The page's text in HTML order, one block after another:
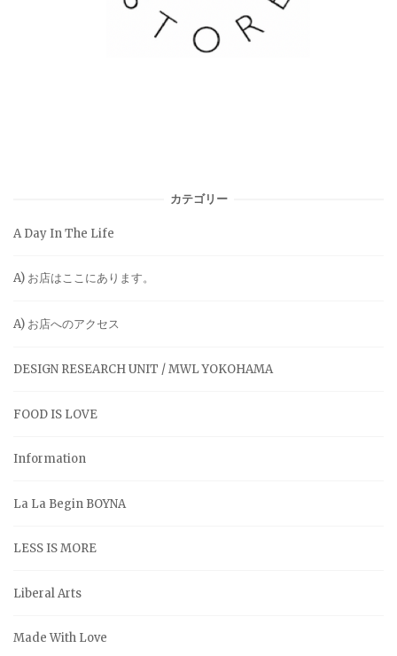
カテゴリー
A Day In The Life
A) お店はここにあります。
A) お店へのアクセス
DESIGN RESEARCH UNIT / MWL YOKOHAMA
FOOD IS LOVE
Information
La La Begin BOYNA
LESS IS MORE
Liberal Arts
Made With Love